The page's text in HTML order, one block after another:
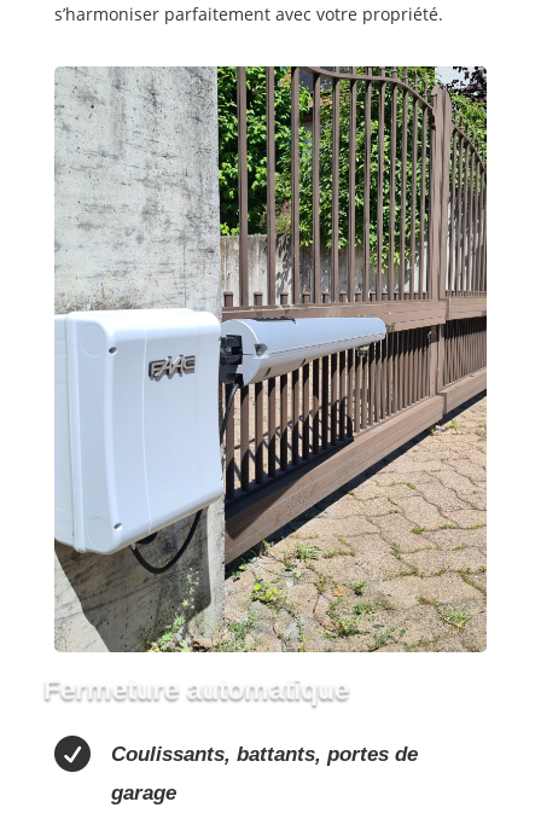
s’harmoniser parfaitement avec votre propriété.
Fermeture automatique

Coulissants, battants, portes de
garage